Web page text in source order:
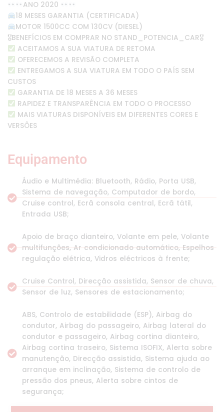
ANO 2020
18 MESES GARANTIA (CERTIFICADA)
MOTOR 1500CC COM 130CV (DIESEL)
🎖BENEFÍCIOS EM COMPRAR NO STAND_POTENCIA_CAR🎖
ACEITAMOS A SUA VIATURA DE RETOMA
OFERECEMOS A REVISÃO COMPLETA
ENTREGAMOS A SUA VIATURA EM TODO O PAÍS SEM
CUSTOS
GARANTIA DE 18 MESES A 36 MESES
RAPIDEZ E TRANSPARÊNCIA EM TODO O PROCESSO
MAIS VIATURAS DISPONÍVEIS EM DIFERENTES CORES E
VERSÕES
Equipamento
Áudio e Multimédia: Bluetooth, Rádio, Porta USB,
Sistema de navegação, Computador de bordo,
Cruise control, Ecrã consola central, Ecrã tátil,
Entrada USB;
Apoio de braço dianteiro, Volante em pele, Volante
multifunções, Ar condicionado automático, Espelhos
regulação elétrica, Vidros eléctricos à frente;
Cruise Control, Direcção assistida, Sensor de chuva,
Sensor de luz, Sensores de estacionamento;
ABS, Controlo de estabilidade (ESP), Airbag do
condutor, Airbag do passageiro, Airbag lateral do
condutor e passageiro, Airbag cortina dianteiro,
Airbag cortina traseiro, Sistema ISOFIX, Alerta sobre
manutenção, Direcção assistida, Sistema ajuda ao
arranque em inclinação, Sistema de controlo de
pressão dos pneus, Alerta sobre cintos de
segurança;